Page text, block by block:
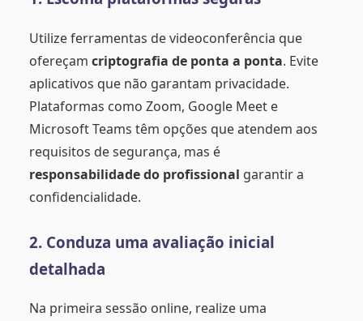
Utilize ferramentas de videoconferência que
ofereçam criptografia de ponta a ponta. Evite
aplicativos que não garantam privacidade.
Plataformas como Zoom, Google Meet e
Microsoft Teams têm opções que atendem aos
requisitos de segurança, mas é
responsabilidade do profissional garantir a
confidencialidade.
2. Conduza uma avaliação inicial
detalhada
Na primeira sessão online, realize uma